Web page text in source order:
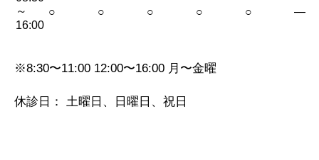
～
16:00
○ ○ ○ ○ ○ —
※8:30〜11:00 12:00〜16:00 月〜金曜
休診日： 土曜日、日曜日、祝日